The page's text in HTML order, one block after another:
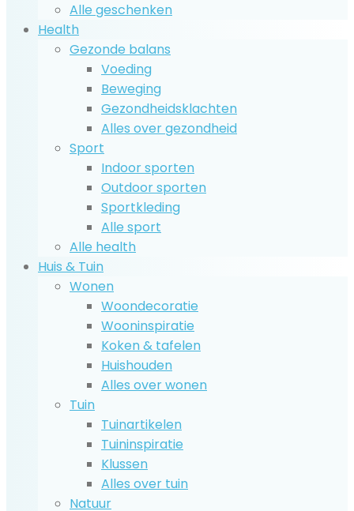
Alle geschenken
Health
Gezonde balans
Voeding
Beweging
Gezondheidsklachten
Alles over gezondheid
Sport
Indoor sporten
Outdoor sporten
Sportkleding
Alle sport
Alle health
Huis & Tuin
Wonen
Woondecoratie
Wooninspiratie
Koken & tafelen
Huishouden
Alles over wonen
Tuin
Tuinartikelen
Tuininspiratie
Klussen
Alles over tuin
Natuur